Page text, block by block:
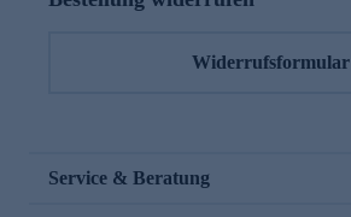
Widerrufsformular
Service & Beratung